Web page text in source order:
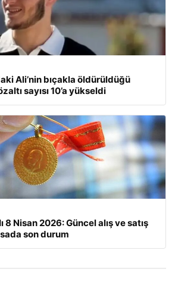
Ali’nin bıçakla öldürüldüğü
sayısı 10’a yükseldi
8 Nisan 2026: Güncel alış ve satış
son durum